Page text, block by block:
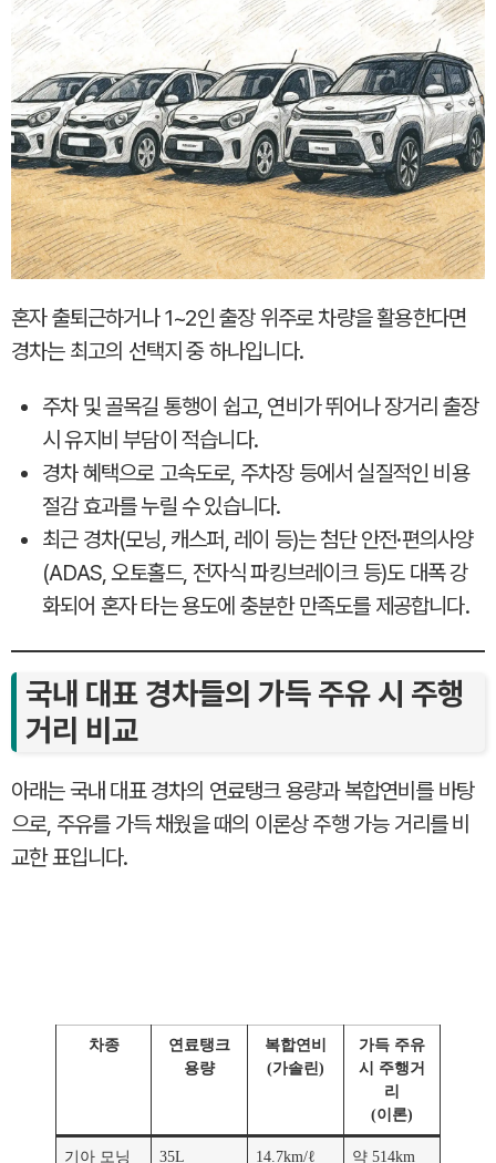
혼자 출퇴근하거나 1~2인 출장 위주로 차량을 활용한다면
경차는 최고의 선택지 중 하나입니다.
주차 및 골목길 통행이 쉽고, 연비가 뛰어나 장거리 출장
시 유지비 부담이 적습니다.
경차 혜택으로 고속도로, 주차장 등에서 실질적인 비용
절감 효과를 누릴 수 있습니다.
최근 경차(모닝, 캐스퍼, 레이 등)는 첨단 안전·편의사양
(ADAS, 오토홀드, 전자식 파킹브레이크 등)도 대폭 강
화되어 혼자 타는 용도에 충분한 만족도를 제공합니다.
국내 대표 경차들의 가득 주유 시 주행
거리 비교
아래는 국내 대표 경차의 연료탱크 용량과 복합연비를 바탕
으로, 주유를 가득 채웠을 때의 이론상 주행 가능 거리를 비
교한 표입니다.
차종
연료탱크
용량
복합연비
(가솔린)
가득 주유
시 주행거
리
(이론)
기아 모닝 35L 14.7km/ℓ 약 514km